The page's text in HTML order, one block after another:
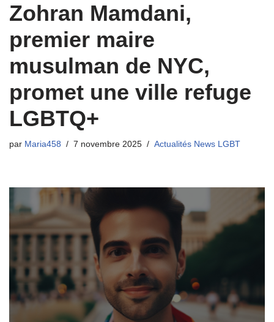
Zohran Mamdani,
premier maire
musulman de NYC,
promet une ville refuge
LGBTQ+
par Maria458 7 novembre 2025 Actualités News LGBT